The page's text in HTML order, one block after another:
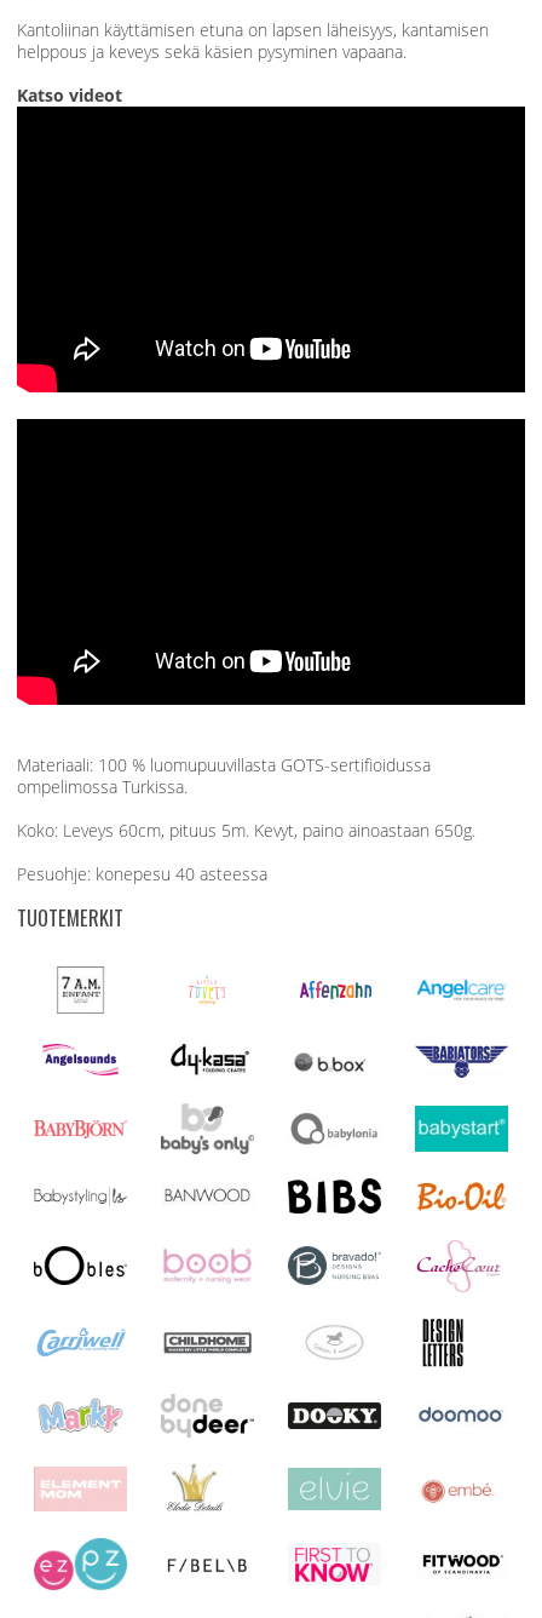
Kantoliinan käyttämisen etuna on lapsen läheisyys, kantamisen
helppous ja keveys sekä käsien pysyminen vapaana.
Katso videot
Materiaali: 100 % luomupuuvillasta GOTS-sertifioidussa
ompelimossa Turkissa.
Koko: Leveys 60cm, pituus 5m. Kevyt, paino ainoastaan 650g.
Pesuohje: konepesu 40 asteessa
TUOTEMERKIT